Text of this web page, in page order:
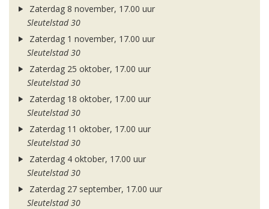
Zaterdag 8 november, 17.00 uur
Sleutelstad 30
Zaterdag 1 november, 17.00 uur
Sleutelstad 30
Zaterdag 25 oktober, 17.00 uur
Sleutelstad 30
Zaterdag 18 oktober, 17.00 uur
Sleutelstad 30
Zaterdag 11 oktober, 17.00 uur
Sleutelstad 30
Zaterdag 4 oktober, 17.00 uur
Sleutelstad 30
Zaterdag 27 september, 17.00 uur
Sleutelstad 30